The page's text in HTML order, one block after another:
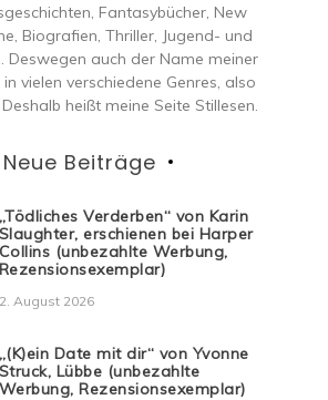
Fantasybücher, New
Biografien, Thriller, Jugend- und
Deswegen auch der Name meiner
in vielen verschiedene Genres, also
heißt meine Seite Stillesen.
Neue Beiträge
„Tödliches Verderben“ von Karin
Slaughter, erschienen bei Harper
Collins (unbezahlte Werbung,
Rezensionsexemplar)
2. August 2026
„(K)ein Date mit dir“ von Yvonne
Struck, Lübbe (unbezahlte
Werbung, Rezensionsexemplar)